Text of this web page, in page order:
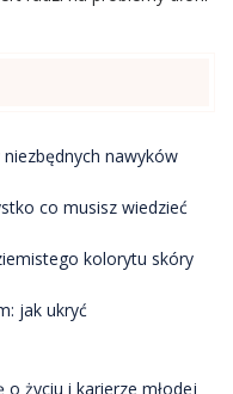
nawyków
co musisz wiedzieć
kolorytu skóry
jak ukryć
o życiu i karierze młodej